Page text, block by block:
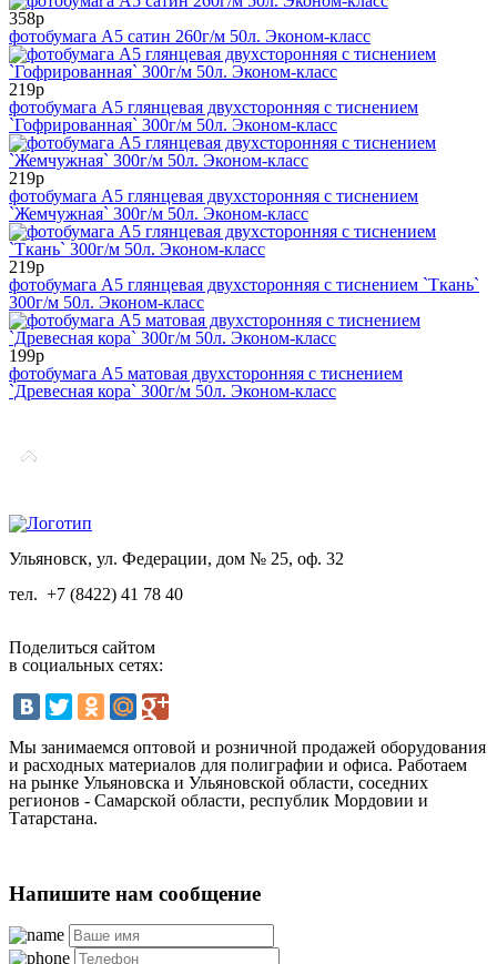
358р
фотобумага А5 сатин 260г/м 50л. Эконом-класс
219р
фотобумага А5 глянцевая двухсторонняя с тиснением
`Гофрированная` 300г/м 50л. Эконом-класс
219р
фотобумага А5 глянцевая двухсторонняя с тиснением
`Жемчужная` 300г/м 50л. Эконом-класс
219р
фотобумага А5 глянцевая двухсторонняя с тиснением `Ткань`
300г/м 50л. Эконом-класс
199р
фотобумага А5 матовая двухсторонняя с тиснением
`Древесная кора` 300г/м 50л. Эконом-класс
Ульяновск, ул. Федерации, дом № 25, оф. 32
тел. +7 (8422) 41 78 40
Поделиться сайтом
в социальных сетях:
Мы занимаемся оптовой и розничной продажей оборудования
и расходных материалов для полиграфии и офиса. Работаем
на рынке Ульяновска и Ульяновской области, соседних
регионов - Самарской области, республик Мордовии и
Татарстана.
Напишите нам сообщение